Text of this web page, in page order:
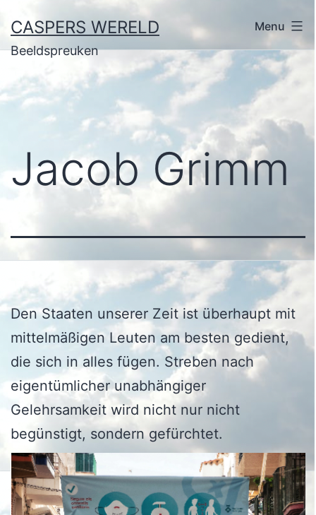
naar
de
inhoud
CASPERS WERELD
Beeldspreuken
Menu
Jacob Grimm
Den Staaten unserer Zeit ist überhaupt mit
mittelmäßigen Leuten am besten gedient,
die sich in alles fügen. Streben nach
eigentümlicher unabhängiger
Gelehrsamkeit wird nicht nur nicht
begünstigt, sondern gefürchtet.